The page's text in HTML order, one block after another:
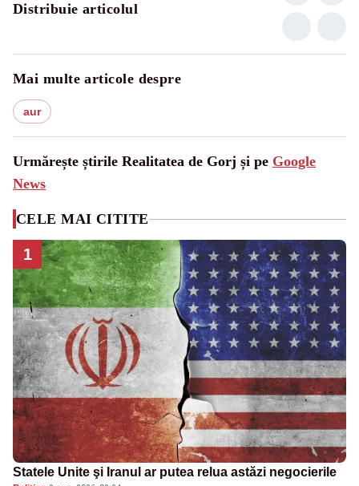
Distribuie articolul
Mai multe articole despre
aur
Urmărește știrile Realitatea de Gorj și pe Google
News
CELE MAI CITITE
1
Statele Unite şi Iranul ar putea relua astăzi negocierile